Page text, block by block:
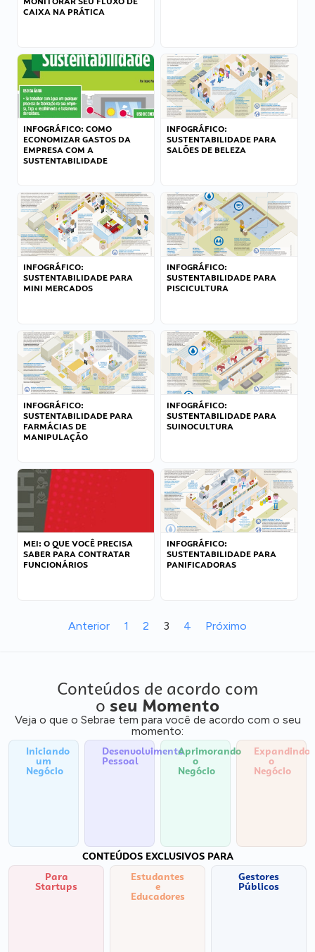
CAIXA NA PRÁTICA
INFOGRÁFICO: COMO
ECONOMIZAR GASTOS DA
EMPRESA COM A
SUSTENTABILIDADE
INFOGRÁFICO:
SUSTENTABILIDADE PARA
SALÕES DE BELEZA
INFOGRÁFICO:
SUSTENTABILIDADE PARA
MINI MERCADOS
INFOGRÁFICO:
SUSTENTABILIDADE PARA
PISCICULTURA
INFOGRÁFICO:
SUSTENTABILIDADE PARA
FARMÁCIAS DE
MANIPULAÇÃO
INFOGRÁFICO:
SUSTENTABILIDADE PARA
SUINOCULTURA
MEI: O QUE VOCÊ PRECISA
SABER PARA CONTRATAR
FUNCIONÁRIOS
INFOGRÁFICO:
SUSTENTABILIDADE PARA
PANIFICADORAS
Anterior 1 2 3 4 Próximo
Conteúdos de acordo com
o seu Momento
Veja o que o Sebrae tem para você de acordo com o seu
momento:
Iniciando
um
Negócio
Desenvolvimento
Pessoal
Aprimorando
o
Negócio
Expandindo
o
Negócio
CONTEÚDOS EXCLUSIVOS PARA
Para
Startups
Estudantes
e
Educadores
Gestores
Públicos